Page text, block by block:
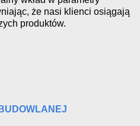
że nasi klienci osiągają
produktów.